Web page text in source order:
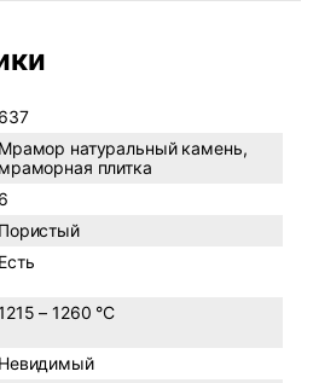
637
Мрамор натуральный камень,
мраморная плитка
6
Пористый
Есть
– 1260 °C
Невидимый